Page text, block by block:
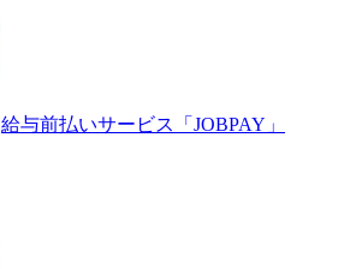
給与前払いサービス「JOBPAY」